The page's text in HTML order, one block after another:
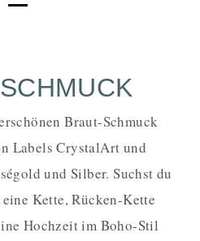
Braut-Schmuck
Labels CrystalArt und
und Silber. Suchst du
Kette, Rücken-Kette
Hochzeit im Boho-Stil